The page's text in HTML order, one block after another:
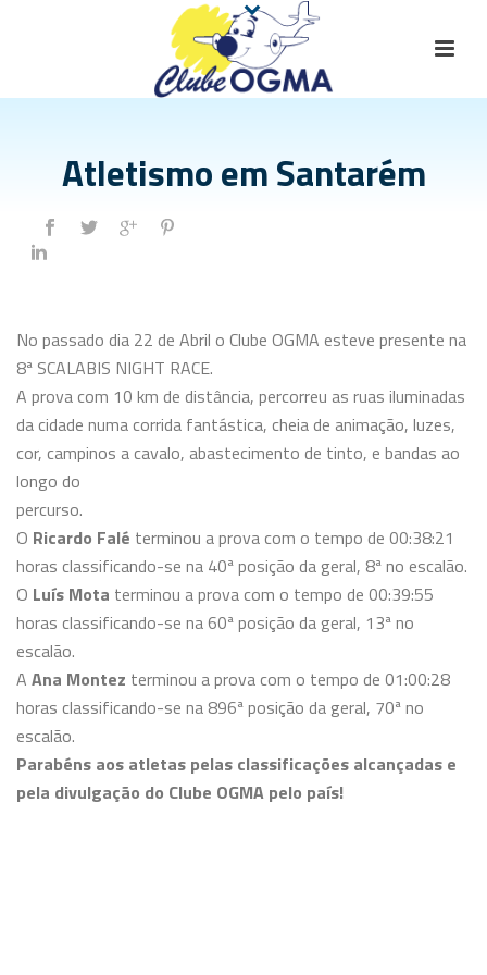
Atletismo em Santarém
No passado dia 22 de Abril o Clube OGMA esteve presente na
8ª SCALABIS NIGHT RACE.
A prova com 10 km de distância, percorreu as ruas iluminadas
da cidade numa corrida fantástica, cheia de animação, luzes,
cor, campinos a cavalo, abastecimento de tinto, e bandas ao
longo do
percurso.
O Ricardo Falé terminou a prova com o tempo de 00:38:21
horas classificando-se na 40ª posição da geral, 8ª no escalão.
O Luís Mota terminou a prova com o tempo de 00:39:55
horas classificando-se na 60ª posição da geral, 13ª no
escalão.
A Ana Montez terminou a prova com o tempo de 01:00:28
horas classificando-se na 896ª posição da geral, 70ª no
escalão.
Parabéns aos atletas pelas classificações alcançadas e
pela divulgação do Clube OGMA pelo país!